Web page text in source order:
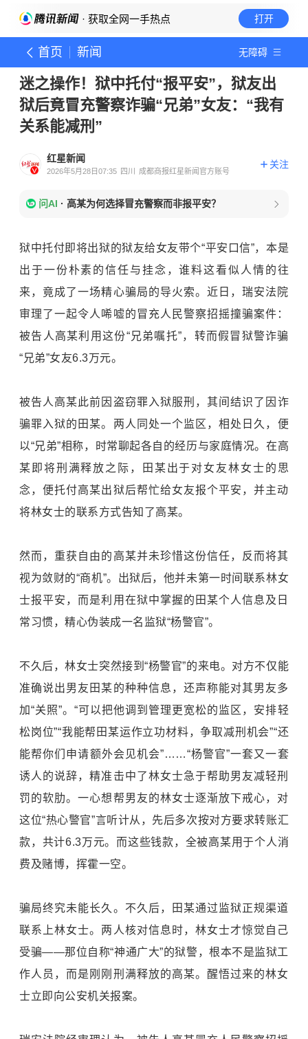
· 获取全网一手热点 打开
首页 新闻 无障碍
迷之操作！狱中托付“报平安”，狱友出
狱后竟冒充警察诈骗“兄弟”女友：“我有
关系能减刑”
红星新闻
2026年5月28日07:35 四川 成都商报红星新闻官方账号
关注
问AI · 高某为何选择冒充警察而非报平安？
狱中托付即将出狱的狱友给女友带个“平安口信”，本是
出于一份朴素的信任与挂念，谁料这看似人情的往
来，竟成了一场精心骗局的导火索。近日，瑞安法院
审理了一起令人唏嘘的冒充人民警察招摇撞骗案件：
被告人高某利用这份“兄弟嘱托”，转而假冒狱警诈骗
“兄弟”女友6.3万元。
被告人高某此前因 盗窃罪 入狱服刑，其间结识了因 诈
骗罪 入狱的田某。两人同处一个监区，相处日久，便
以“兄弟”相称，时常聊起各自的经历与家庭情况。在高
某即将刑满释放之际，田某出于对女友林女士的思
念，便托付高某出狱后帮忙给女友报个平安，并主动
将林女士的联系方式告知了高某。
然而，重获自由的高某并未珍惜这份信任，反而将其
视为敛财的“商机”。出狱后，他并未第一时间联系林女
士报平安，而是利用在狱中掌握的田某个人信息及日
常习惯，精心伪装成一名监狱“杨警官”。
不久后，林女士突然接到“杨警官”的来电。对方不仅能
准确说出男友田某的种种信息，还声称能对其男友多
加“关照”。“可以把他调到管理更宽松的监区，安排轻
松岗位”“我能帮田某运作立功材料，争取减刑机会”“还
能帮你们申请额外会见机会”……“杨警官”一套又一套
诱人的说辞，精准击中了林女士急于帮助男友减轻刑
罚的软肋。一心想帮男友的林女士逐渐放下戒心，对
这位“热心警官”言听计从，先后多次按对方要求转账汇
款，共计6.3万元。而这些钱款，全被高某用于个人消
费及赌博，挥霍一空。
骗局终究未能长久。不久后，田某通过监狱正规渠道
联系上林女士。两人核对信息时，林女士才惊觉自己
受骗——那位自称“神通广大”的狱警，根本不是监狱工
作人员，而是刚刚刑满释放的高某。醒悟过来的林女
士立即向公安机关报案。